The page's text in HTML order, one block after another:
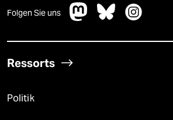
Folgen Sie uns
Ressorts
Politik